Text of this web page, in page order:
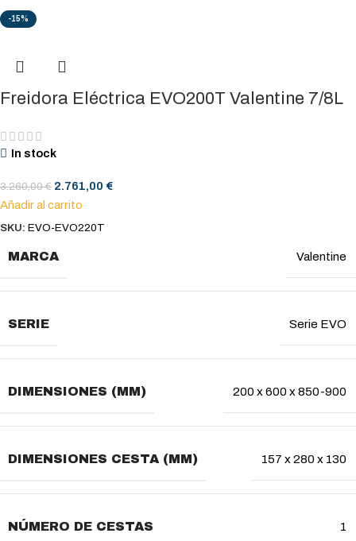
-15%
Freidora Eléctrica EVO200T Valentine 7/8L
In stock
3.260,00€ 2.761,00 €
Añadir al carrito
SKU: EVO-EVO220T
MARCA Valentine
SERIE Serie EVO
DIMENSIONES (MM) 200 x 600 x 850-900
DIMENSIONES CESTA (MM) 157 x 280 x 130
NÚMERO DE CESTAS 1